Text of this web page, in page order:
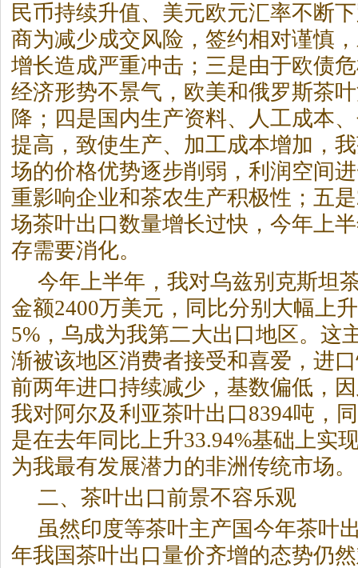
民币持续升值、美元欧元汇率不断
商为减少成交风险，签约相对谨慎
增长造成严重冲击；三是由于欧债
经济形势不景气，欧美和俄罗斯茶
降；四是国内生产资料、人工成本
提高，致使生产、加工成本增加，
场的价格优势逐步削弱，利润空间
重影响企业和茶农生产积极性；五
场茶叶出口数量增长过快，今年上
存需要消化。
今年上半年，我对乌兹别克斯坦
金额2400万美元，同比分别大幅上
5%，乌成为我第二大出口地区。这
渐被该地区消费者接受和喜爱，进
前两年进口持续减少，基数偏低，
我对阿尔及利亚茶叶出口8394吨，
是在去年同比上升33.94%基础上实
为我最有发展潜力的非洲传统市场。
二、茶叶出口前景不容乐观
虽然印度等茶叶主产国今年茶叶
年我国茶叶出口量价齐增的态势仍